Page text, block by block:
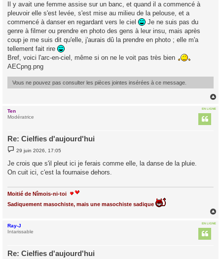
Il y avait une femme assise sur un banc, et quand il a commencé à
pleuvoir elle s'est levée, s'est mise au milieu de la pelouse, et a
commencé à danser en regardant vers le ciel
Je ne suis pas du
genre à filmer ou prendre en photo des gens à leur insu, mais après
coup je me suis dit qu'elle, j'aurais dû la prendre en photo ; elle m'a
tellement fait rire
Bref, voici l'arc-en-ciel, même si on ne le voit pas très bien
AECpng.png
Vous ne pouvez pas consulter les pièces jointes insérées à ce message.
EN LIGNE
Ten
Modératrice
Re: Cielfies d'aujourd'hui
M
e
s
a
29 juin 2026, 17:05
Je crois que s'il pleut ici je ferais comme elle, la danse de la pluie.
On cuit ici, c'est la fournaise dehors.
Moitié de Nîmois-ni-toi
Sadiquement masochiste, mais une masochiste sadique
EN LIGNE
Ray-J
Intarissable
Re: Cielfies d'aujourd'hui